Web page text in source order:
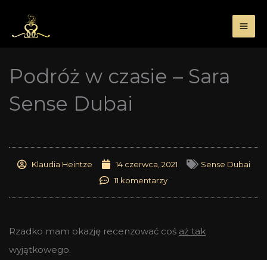
treści
Podróż w czasie – Sara
Sense Dubai
Klaudia Heintze 14 czerwca, 2021
Sense Dubai
11 komentarzy
Rzadko mam okazję recenzować coś aż tak
wyjątkowego.